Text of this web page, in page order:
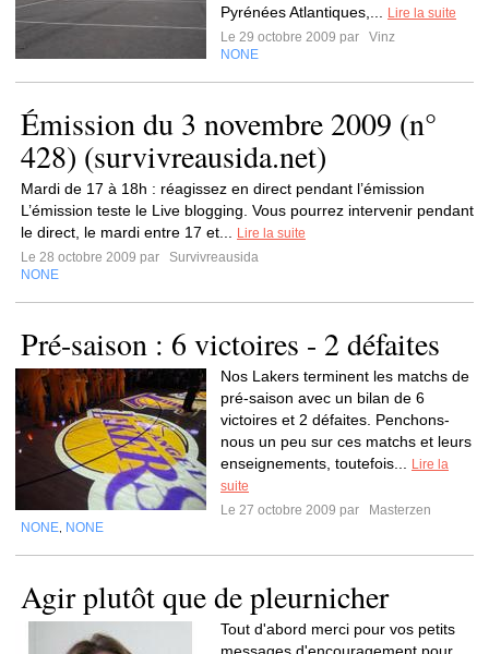
Pyrénées Atlantiques,...
Lire la suite
Le 29 octobre 2009 par
Vinz
NONE
Émission du 3 novembre 2009 (n°
428) (survivreausida.net)
Mardi de 17 à 18h : réagissez en direct pendant l’émission
L’émission teste le Live blogging. Vous pourrez intervenir pendant
le direct, le mardi entre 17 et...
Lire la suite
Le 28 octobre 2009 par
Survivreausida
NONE
Pré-saison : 6 victoires - 2 défaites
Nos Lakers terminent les matchs de
pré-saison avec un bilan de 6
victoires et 2 défaites. Penchons-
nous un peu sur ces matchs et leurs
enseignements, toutefois...
Lire la
suite
Le 27 octobre 2009 par
Masterzen
NONE NONE
Agir plutôt que de pleurnicher
Tout d'abord merci pour vos petits